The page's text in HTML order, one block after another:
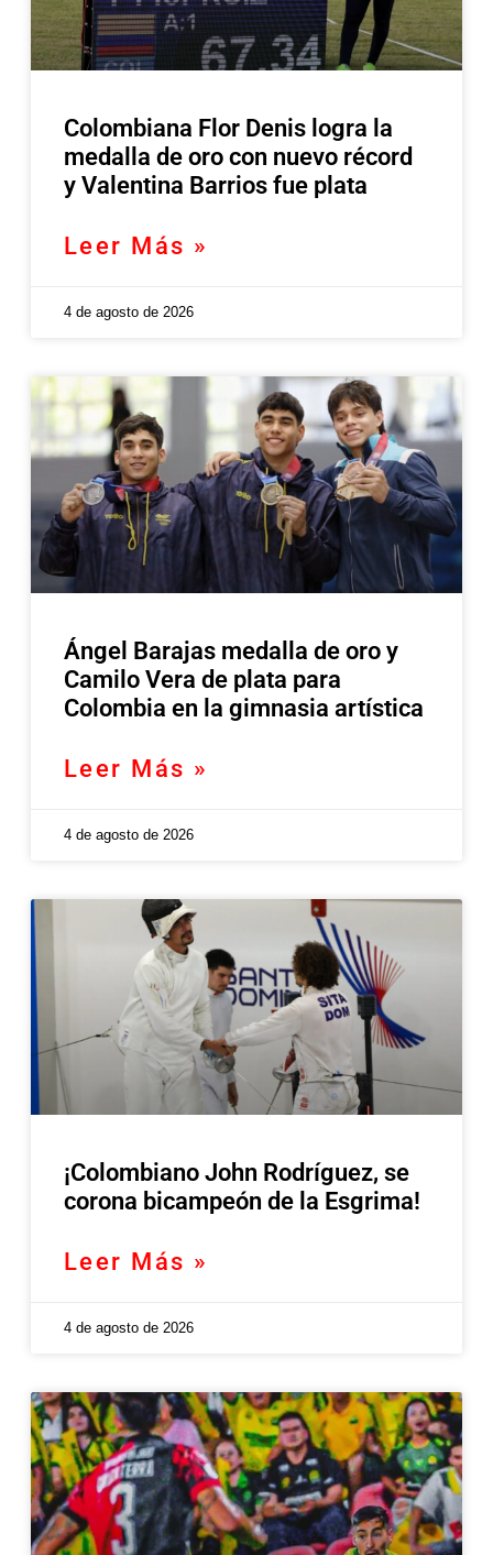
Colombiana Flor Denis logra la
medalla de oro con nuevo récord
y Valentina Barrios fue plata
Leer Más »
4 de agosto de 2026
Ángel Barajas medalla de oro y
Camilo Vera de plata para
Colombia en la gimnasia artística
Leer Más »
4 de agosto de 2026
¡Colombiano John Rodríguez, se
corona bicampeón de la Esgrima!
Leer Más »
4 de agosto de 2026